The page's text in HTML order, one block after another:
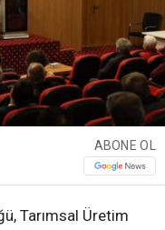
ABONE OL
Tarımsal Üretim